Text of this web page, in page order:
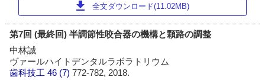
download 全文ダウンロード(11.02MB)
第7回 (最終回) 半調節性咬合器の機構と顆路の調整
中林誠
ヴァールハイトデンタルラボラトリウム
歯科技工 46 (7)772-782, 2018.